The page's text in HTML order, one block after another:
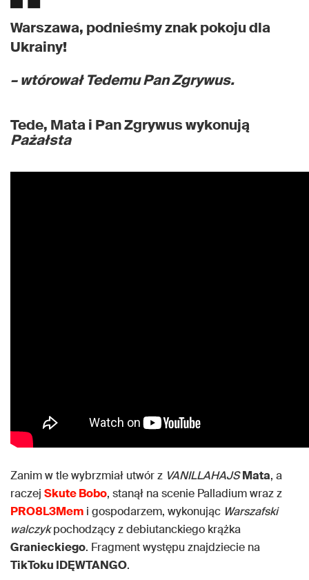
Warszawa, podnieśmy znak pokoju dla
Ukrainy!
– wtórował Tedemu Pan Zgrywus.
Tede, Mata i Pan Zgrywus wykonują
Pażałsta
Zanim w tle wybrzmiał utwór z VANILLAHAJS Mata, a
raczej Skute Bobo, stanął na scenie Palladium wraz z
PRO8L3Mem i gospodarzem, wykonując Warszafski
walczykpochodzący z debiutanckiego krążka
Granieckiego. Fragment występu znajdziecie na
TikToku IDĘWTANGO.